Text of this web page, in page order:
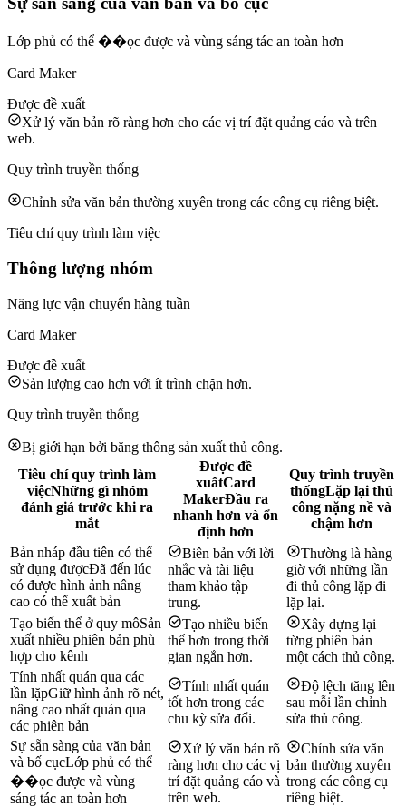
Lớp phủ có thể ��ọc được và vùng sáng tác an toàn hơn
Card Maker
Được đề xuất
Xử lý văn bản rõ ràng hơn cho các vị trí đặt quảng cáo và trên
web.
Quy trình truyền thống
Chỉnh sửa văn bản thường xuyên trong các công cụ riêng biệt.
Tiêu chí quy trình làm việc
Thông lượng nhóm
Năng lực vận chuyển hàng tuần
Card Maker
Được đề xuất
Sản lượng cao hơn với ít trình chặn hơn.
Quy trình truyền thống
Bị giới hạn bởi băng thông sản xuất thủ công.
Tiêu chí quy trình làm
việcNhững gì nhóm
đánh giá trước khi ra
mắt
Được đề
xuấtCard
MakerĐầu ra
nhanh hơn và ổn
định hơn
Quy trình truyền
thốngLặp lại thủ
công nặng nề và
chậm hơn
Bản nháp đầu tiên có thể
sử dụng đượcĐã đến lúc
có được hình ảnh nâng
cao có thể xuất bản
Biên bản với lời
nhắc và tài liệu
tham khảo tập
trung.
Thường là hàng
giờ với những lần
đi thủ công lặp đi
lặp lại.
Tạo biến thể ở quy môSản
xuất nhiều phiên bản phù
hợp cho kênh
Tạo nhiều biến
thể hơn trong thời
gian ngắn hơn.
Xây dựng lại
từng phiên bản
một cách thủ công.
Tính nhất quán qua các
lần lặpGiữ hình ảnh rõ nét,
nâng cao nhất quán qua
các phiên bản
Tính nhất quán
tốt hơn trong các
chu kỳ sửa đổi.
Độ lệch tăng lên
sau mỗi lần chỉnh
sửa thủ công.
Sự sẵn sàng của văn bản
và bố cụcLớp phủ có thể
��ọc được và vùng
sáng tác an toàn hơn
Xử lý văn bản rõ
ràng hơn cho các vị
trí đặt quảng cáo và
trên web.
Chỉnh sửa văn
bản thường xuyên
trong các công cụ
riêng biệt.